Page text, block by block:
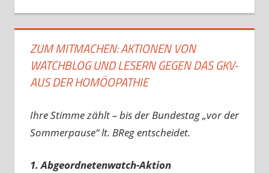
ZUM MITMACHEN: AKTIONEN VON
WATCHBLOG UND LESERN GEGEN DAS GKV-
AUS DER HOMÖOPATHIE
Ihre Stimme zählt – bis der Bundestag „vor der
Sommerpause“ lt. BReg entscheidet.
1. Abgeordnetenwatch-Aktion